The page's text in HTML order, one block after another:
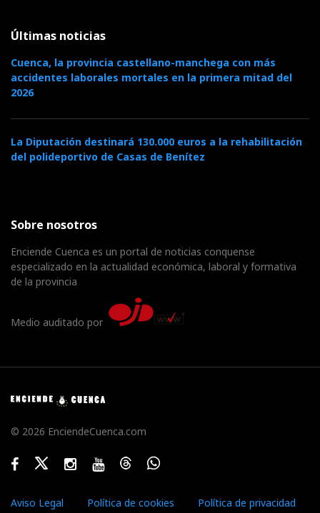
Últimas noticias
Cuenca, la provincia castellano-manchega con más
accidentes laborales mortales en la primera mitad del
2026
La Diputación destinará 130.000 euros a la rehabilitación
del polideportivo de Casas de Benítez
Sobre nosotros
Enciende Cuenca es un portal de noticias conquense
especializado en la actualidad económica, laboral y formativa
de la provincia
Medio auditado por
© 2026 EnciendeCuenca.com
FacebookTwitterInstagramYoutubeThreadsWhatsApp
Aviso Legal Política de cookies Política de privacidad